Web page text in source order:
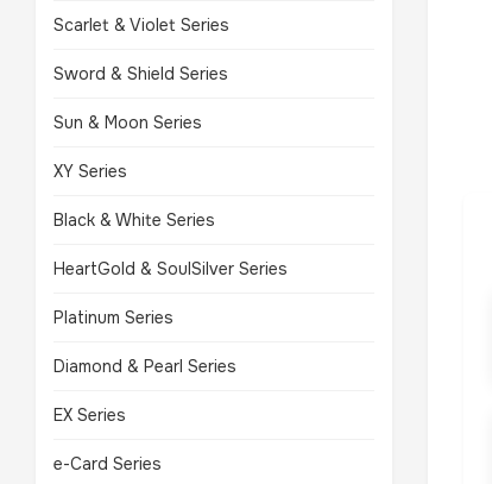
Scarlet & Violet Series
Sword & Shield Series
Sun & Moon Series
XY Series
Black & White Series
HeartGold & SoulSilver Series
Platinum Series
Diamond & Pearl Series
EX Series
e-Card Series